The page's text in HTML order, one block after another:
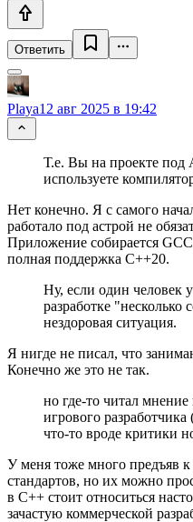
Ответить
Playa12 авг 2025 в 19:42
Т.е. Вы на проекте под
используете
Нет конечно. Я с самого
работало под астрой не
Приложение собирается
полная поддержка C++20.
Ну, если один человек
разработке "несколько
нездоровая ситуация.
Я нигде не писал, что
Конечно же это не так.
но где-то читал
игрового
что-то вроде критики
У меня тоже много предъяв
стандартов, но их можно
в C++ стоит относиться
зачастую коммерческой